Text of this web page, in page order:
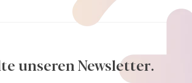
unseren Newsletter.